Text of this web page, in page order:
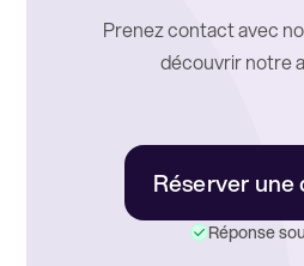
Prenez contact avec
découvrir notre
Réserver une
Réponse